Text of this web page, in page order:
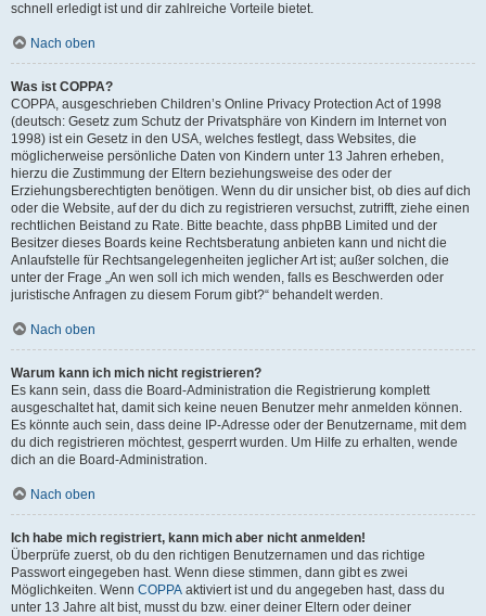
schnell erledigt ist und dir zahlreiche Vorteile bietet.
Nach oben
Was ist COPPA?
COPPA, ausgeschrieben Children’s Online Privacy Protection Act of 1998
(deutsch: Gesetz zum Schutz der Privatsphäre von Kindern im Internet von
1998) ist ein Gesetz in den USA, welches festlegt, dass Websites, die
möglicherweise persönliche Daten von Kindern unter 13 Jahren erheben,
hierzu die Zustimmung der Eltern beziehungsweise des oder der
Erziehungsberechtigten benötigen. Wenn du dir unsicher bist, ob dies auf dich
oder die Website, auf der du dich zu registrieren versuchst, zutrifft, ziehe einen
rechtlichen Beistand zu Rate. Bitte beachte, dass phpBB Limited und der
Besitzer dieses Boards keine Rechtsberatung anbieten kann und nicht die
Anlaufstelle für Rechtsangelegenheiten jeglicher Art ist; außer solchen, die
unter der Frage „An wen soll ich mich wenden, falls es Beschwerden oder
juristische Anfragen zu diesem Forum gibt?“ behandelt werden.
Nach oben
Warum kann ich mich nicht registrieren?
Es kann sein, dass die Board-Administration die Registrierung komplett
ausgeschaltet hat, damit sich keine neuen Benutzer mehr anmelden können.
Es könnte auch sein, dass deine IP-Adresse oder der Benutzername, mit dem
du dich registrieren möchtest, gesperrt wurden. Um Hilfe zu erhalten, wende
dich an die Board-Administration.
Nach oben
Ich habe mich registriert, kann mich aber nicht anmelden!
Überprüfe zuerst, ob du den richtigen Benutzernamen und das richtige
Passwort eingegeben hast. Wenn diese stimmen, dann gibt es zwei
Möglichkeiten. Wenn COPPA aktiviert ist und du angegeben hast, dass du
unter 13 Jahre alt bist, musst du bzw. einer deiner Eltern oder deiner